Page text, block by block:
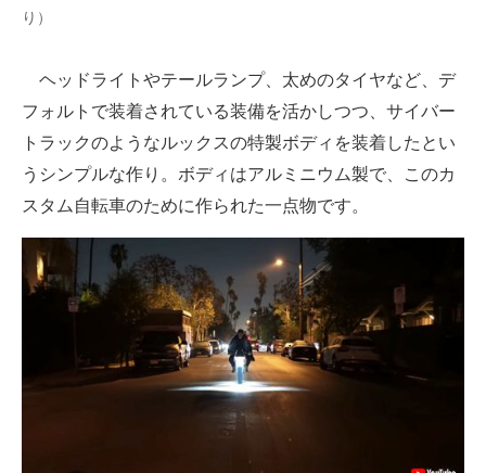
り）
ヘッドライトやテールランプ、太めのタイヤなど、デ
フォルトで装着されている装備を活かしつつ、サイバー
トラックのようなルックスの特製ボディを装着したとい
うシンプルな作り。ボディはアルミニウム製で、このカ
スタム自転車のために作られた一点物です。